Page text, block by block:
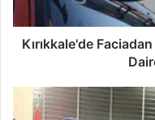
l
e
Kırıkkale'de